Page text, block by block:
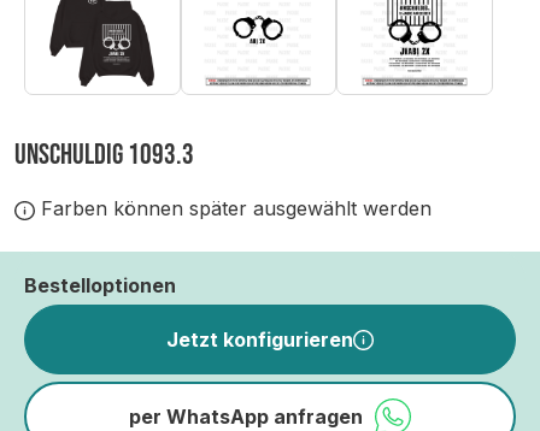
UNSCHULDIG 1093.3
Farben können später ausgewählt werden
Bestelloptionen
Jetzt konfigurieren
per WhatsApp anfragen